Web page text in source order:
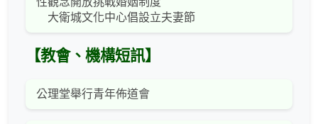
大衛城文化中心倡設立夫妻節
【教會、機構短訊】
公理堂舉行青年佈道會